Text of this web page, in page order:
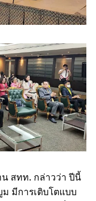
สทท. กล่าวว่า ปีนี้
มีการเติบโตแบบ